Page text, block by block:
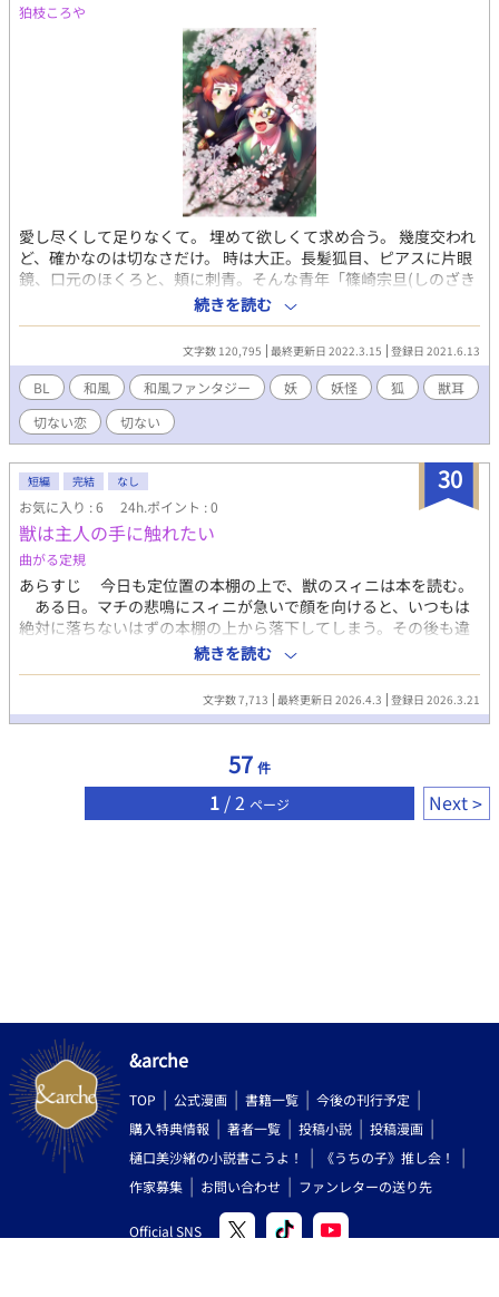
狛枝ころや
愛し尽くして足りなくて。 埋めて欲しくて求め合う。 幾度交われ
ど、確かなのは切なさだけ。 時は大正。長髪狐目、ピアスに片眼
鏡、口元のほくろと、頬に刺青。そんな青年「篠崎宗旦(しのざき
そうたん)」の正体は、何でも屋の化け狐。話してみるとお茶目で
素直な彼の一番の友人は、お茶飲み友達の送り狼「朝食漢三(あさ
ばみかんぞう)」。楽しい日常の中、ある日篠崎の処女が知らない
男に奪われ、それを相談された漢三だったが彼は篠崎に片想いし
ていて… 化け狐の何でも屋「篠崎宗旦」が野狐から九尾へ、そし
て神格化するまでのお話。
続きを読む
文字数 120,795 最終更新日 2022.3.15 登録日 2021.6.13
BL 和風 和風ファンタジー 妖 妖怪 狐
獣耳
切ない恋
切ない
30
短編 完結 なし
お気に入り : 6 24h.ポイント : 0
獣は主人の手に触れたい
曲がる定規
あらすじ 今日も定位置の本棚の上で、獣のスィニは本を読む。
ある日。マチの悲鳴にスィニが急いで顔を向けると、いつもは
絶対に落ちないはずの本棚の上から落下してしまう。その後も違
和感が続き、何かがおかしいなと思いスィニが自分の手を見る
と……なんと人間の姿になっていた。 登場人物 ·スィニ 白い毛皮
の獣 しっぽを振ることで魔法が使える 幼い頃にマチに拾われた 本
を読むのが好き ·マチ 古本屋の店主 長い髪 少々抜けているところ
おっちょこちょいな主人のマチと、それをしょうがないなと手伝
うスィニの、ふんわりストーリーです！！ こちらは、以前別のサ
イトに載せていたものを書き換えたものです。 獣ってやっぱいい
っすね！ 長髪っていいっすね！！ ーーーー 完結！しました！！
続きを読む
文字数 7,713 最終更新日 2026.4.3 登録日 2026.3.21
57 件
1 / 2 ページ Next
&arche
TOP 公式漫画 書籍一覧
今後の刊行予定
購入特典情報
著者一覧 投稿小説
投稿漫画
樋口美沙緒の小説書こうよ！
《うちの子》推し会！
作家募集
お問い合わせ ファンレターの送り先
Official SNS